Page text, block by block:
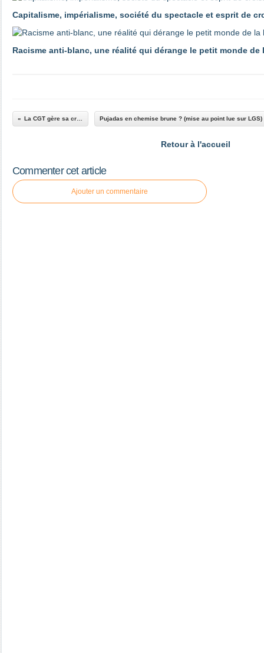
Capitalisme, impérialisme, société du spectacle et esprit de
Racisme anti-blanc, une réalité qui dérange le petit monde
Retour à l'accueil
Commenter cet article
Ajouter un commentaire